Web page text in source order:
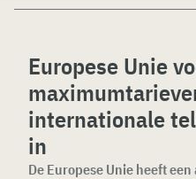
Europese Unie
internationale
in
De Europese Unie heeft